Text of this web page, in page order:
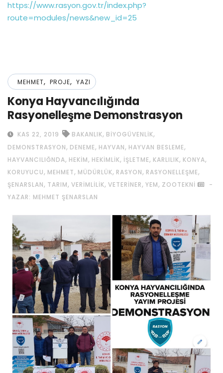
https://www.rasyon.gov.tr/index.php?
route=modules/news&new_id=25
MEHMET, PROJE, YAZI
Konya Hayvancılığında
Rasyonelleşme Demonstrasyon
KAS 22, 2019 BAKANLIK, BIYOGÜVENLIK,
DEMONSTRASYON, DENEME, HAYVAN, HAYVAN BESLEME,
HAYVANCILIĞNDA, HEKIM, HEKIMLIK, IŞLETME, KARLILIK, KONYA,
KORUYUCU, MEHMET, MÜDÜRLÜK, RASYON, RASYONELLEŞME,
ŞENARSLAN, TARIM, VERIMLILIK, VETERINER, YEM, ZOOTEKNI
-
YAZAR: MEHMET ŞENARSLAN